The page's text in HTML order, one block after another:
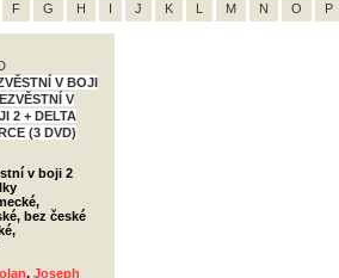
F G H I J K L M N O P
V BOJI
V
2 + DELTA
(3 DVD)
v boji 2
bez české
, Joseph